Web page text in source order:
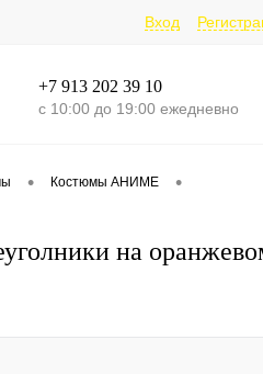
Вход
+7 913 202 39 10
с 10:00 до 19:00 ежедневно
• Костюмы АНИМЕ •
на